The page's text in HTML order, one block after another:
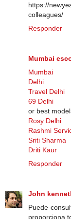
https://
colleagues/
Responder
Mumbai
Mumbai
Delhi
Travel Delhi
69 Delhi
or best
Rosy Delhi
Rashmi
Sriti Sharma
Driti Kaur
Responder
John
Puede
proporciona